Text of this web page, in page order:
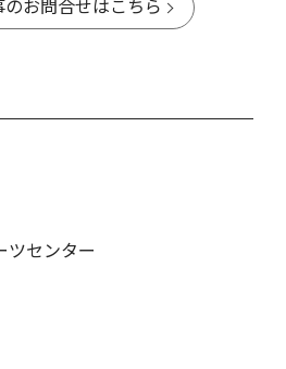
のお問合せはこちら
ツセンター